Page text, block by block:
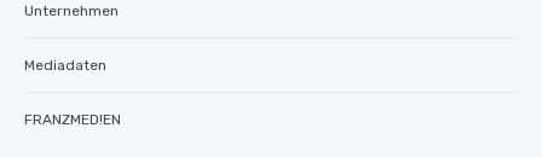
Unternehmen
Mediadaten
FRANZMED!EN